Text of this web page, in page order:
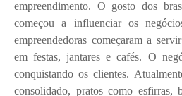
empreendimento. O gosto dos
começou a influenciar os
empreendedoras começaram a
em festas, jantares e cafés. O
conquistando os clientes.
consolidado, pratos como